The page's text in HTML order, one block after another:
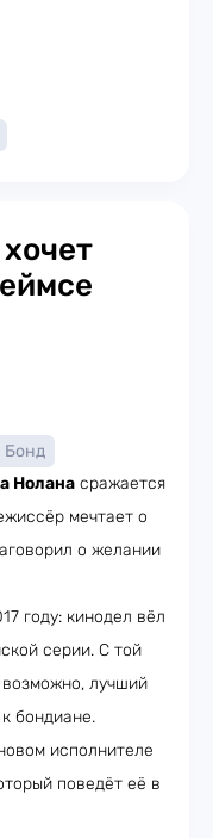
Нолана сражается
мечтает о
о желании
году: кинодел вёл
серии. С той
лучший
бондиане.
исполнителе
поведёт её в